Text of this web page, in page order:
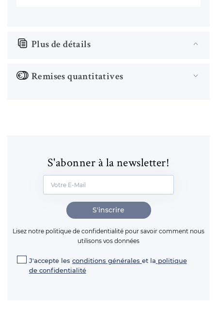
Plus de détails
Remises quantitatives
S'abonner à la newsletter!
S'inscrire
Lisez notre politique de confidentialité pour savoir comment nous
utilisons vos données
J'accepte les conditions générales et la politique
de confidentialité